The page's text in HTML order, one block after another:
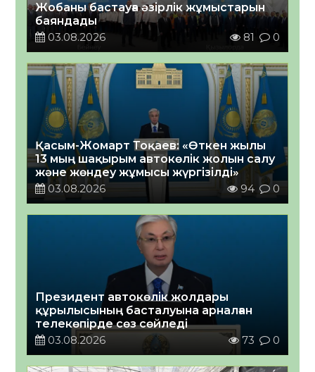
Жобаны бастауға әзірлік жұмыстарын
баяндады
03.08.2026
81 0
Қасым-Жомарт Тоқаев: «Өткен жылы
13 мың шақырым автокөлік жолын салу
және жөндеу жұмысы жүргізілді»
03.08.2026
94 0
Президент автокөлік жолдары
құрылысының басталуына арналған
телекөпірде сөз сөйледі
03.08.2026
73 0